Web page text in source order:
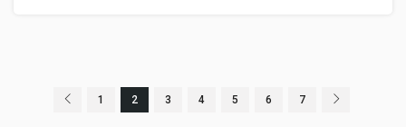
1 2 3 4 5 6 7